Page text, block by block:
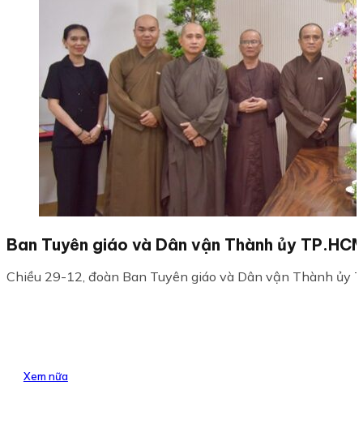
Ban Tuyên giáo và Dân vận Thành ủy
Chiều 29-12, đoàn Ban Tuyên giáo và Dân vận Thành ủy
Xem nữa